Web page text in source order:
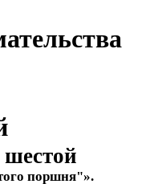
шестой
поршня"».